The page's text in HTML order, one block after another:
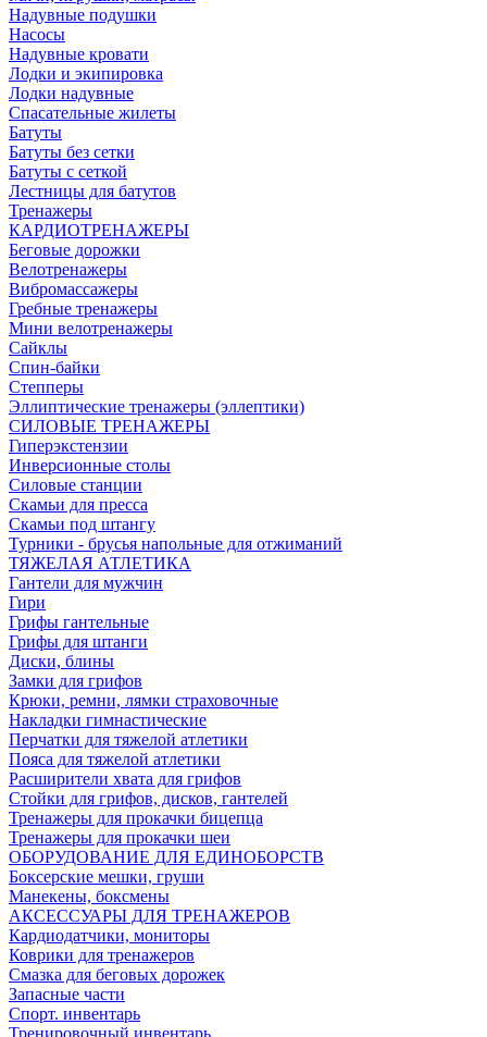
Надувные подушки
Насосы
Надувные кровати
Лодки и экипировка
Лодки надувные
Спасательные жилеты
Батуты
Батуты без сетки
Батуты с сеткой
Лестницы для батутов
Тренажеры
КАРДИОТРЕНАЖЕРЫ
Беговые дорожки
Велотренажеры
Вибромассажеры
Гребные тренажеры
Мини велотренажеры
Сайклы
Спин-байки
Степперы
Эллиптические тренажеры (эллептики)
СИЛОВЫЕ ТРЕНАЖЕРЫ
Гиперэкстензии
Инверсионные столы
Силовые станции
Скамьи для пресса
Скамьи под штангу
Турники - брусья напольные для отжиманий
ТЯЖЕЛАЯ АТЛЕТИКА
Гантели для мужчин
Гири
Грифы гантельные
Грифы для штанги
Диски, блины
Замки для грифов
Крюки, ремни, лямки страховочные
Накладки гимнастические
Перчатки для тяжелой атлетики
Пояса для тяжелой атлетики
Расширители хвата для грифов
Стойки для грифов, дисков, гантелей
Тренажеры для прокачки бицепца
Тренажеры для прокачки шеи
ОБОРУДОВАНИЕ ДЛЯ ЕДИНОБОРСТВ
Боксерские мешки, груши
Манекены, боксмены
АКСЕССУАРЫ ДЛЯ ТРЕНАЖЕРОВ
Кардиодатчики, мониторы
Коврики для тренажеров
Смазка для беговых дорожек
Запасные части
Спорт. инвентарь
Тренировочный инвентарь